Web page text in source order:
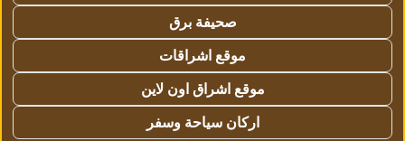
صحيفة برق
موقع اشراقات
موقع اشراق اون لاين
اركان سياحة وسفر